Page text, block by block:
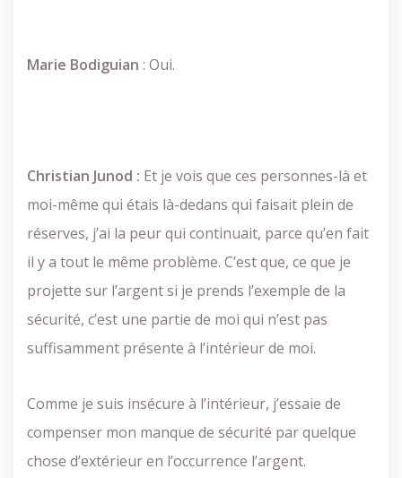
Marie Bodiguian : Oui.
Christian Junod : Et je vois que ces personnes-là et
moi-même qui étais là-dedans qui faisait plein de
réserves, j’ai la peur qui continuait, parce qu’en fait
il y a tout le même problème. C’est que, ce que je
projette sur l’argent si je prends l’exemple de la
sécurité, c’est une partie de moi qui n’est pas
suffisamment présente à l’intérieur de moi.
Comme je suis insécure à l’intérieur, j’essaie de
compenser mon manque de sécurité par quelque
chose d’extérieur en l’occurrence l’argent.